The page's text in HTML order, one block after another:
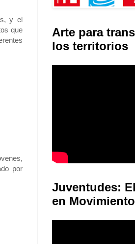
y el
que
por
Arte para
los territorios
Juventudes:
en Movimiento